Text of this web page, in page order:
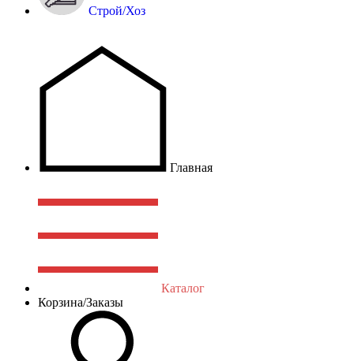
Строй/Хоз
Главная
Каталог
Корзина/Заказы